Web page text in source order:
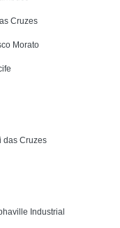
Cruzes
Morato
das Cruzes
Industrial